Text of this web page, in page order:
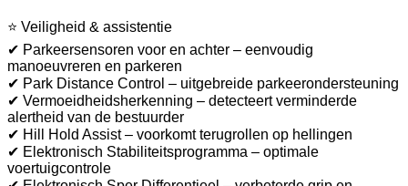
⭐ Veiligheid & assistentie
✔ Parkeersensoren voor en achter – eenvoudig
manoeuvreren en parkeren
✔ Park Distance Control – uitgebreide parkeerondersteuning
✔ Vermoeidheidsherkenning – detecteert verminderde
alertheid van de bestuurder
✔ Hill Hold Assist – voorkomt terugrollen op hellingen
✔ Elektronisch Stabiliteitsprogramma – optimale
voertuigcontrole